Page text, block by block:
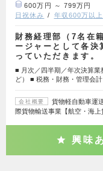
600万円 ～ 799万円
日祝休み
年収600万以上
財務経理部（7名在
ージャーとして各決
っていただきます
■ 月次／四半期／年次決算業
ど） ■ 税務・財務・管理会
会社概要
貨物軽自動車運
際貨物輸送事業【航空・海
興味